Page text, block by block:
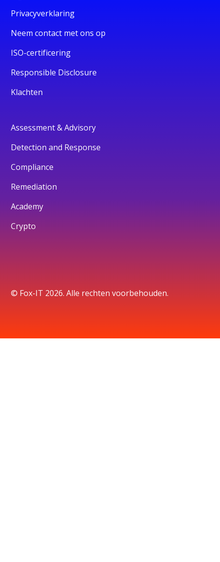
Privacyverklaring
Neem contact met ons op
ISO-certificering
Responsible Disclosure
Klachten
Assessment & Advisory
Detection and Response
Compliance
Remediation
Academy
Crypto
© Fox-IT 2026. Alle rechten voorbehouden.